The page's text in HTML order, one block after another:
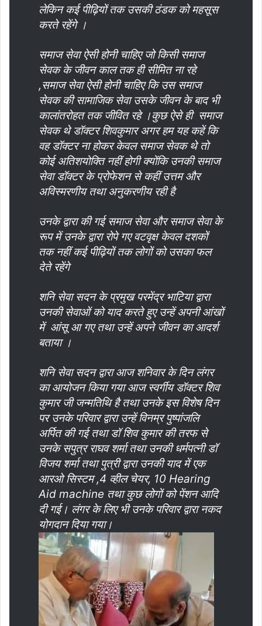
लेकिन कई पीढ़ियों तक उसकी ठंडक को महसूस
करते रहेंगे ।
समाज सेवा ऐसी होनी चाहिए जो किसी समाज
सेवक के जीवन काल तक ही सीमित ना रहे
,समाज सेवा ऐसी होनी चाहिए कि उस समाज
सेवक की सामाजिक सेवा उसके जीवन के बाद भी
कालांतरोहत तक जीवित रहे ।कुछ ऐसे ही समाज
सेवक थे डॉक्टर शिवकुमार अगर हम यह कहें कि
वह डॉक्टर ना होकर केवल समाज सेवक थे तो
कोई अतिशयोक्ति नहीं होगी क्योंकि उनकी समाज
सेवा डॉक्टर के प्रोफेशन से कहीं उत्तम और
अविस्मरणीय तथा अनुकरणीय रही है
उनके द्वारा की गई समाज सेवा और समाज सेवा के
रूप में उनके द्वारा रोपे गए वटवृक्ष केवल दशकों
तक नहीं कई पीढ़ियों तक लोगों को उसका फल
देते रहेंगे
शनि सेवा सदन के प्रमुख परमेंद्र भाटिया द्वारा
उनकी सेवाओं को याद करते हुए उन्हें अपनी आंखों
में आंसू आ गए तथा उन्हें अपने जीवन का आदर्श
बताया ।
शनि सेवा सदन द्वारा आज शनिवार के दिन लंगर
का आयोजन किया गया आज स्वर्गीय डॉक्टर शिव
कुमार जी जन्मतिथि है तथा उनके इस विशेष दिन
पर उनके परिवार द्वारा उन्हें विनम्र पुष्पांजलि
अर्पित की गई तथा डॉ शिव कुमार की तरफ से
उनके सपुत्र राघव शर्मा तथा उनकी धर्मपत्नी डॉ
विजय शर्मा तथा पुत्री द्वारा उनकी याद में एक
आरओ सिस्टम ,4 व्हील चेयर, 10 Hearing
Aid machine तथा कुछ लोगों को पेंशन आदि
दी गई। लंगर के लिए भी उनके परिवार द्वारा नकद
योगदान दिया गया।